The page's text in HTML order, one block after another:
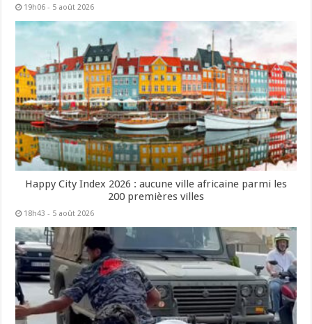
19h06 - 5 août 2026
Happy City Index 2026 : aucune ville africaine parmi les
200 premières villes
18h43 - 5 août 2026